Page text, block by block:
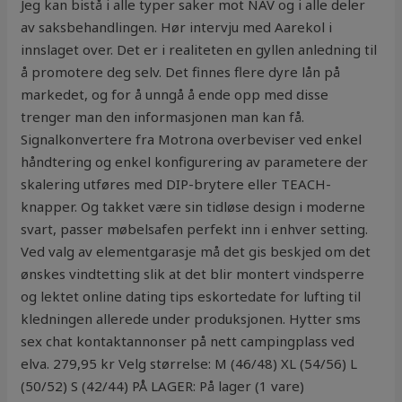
Jeg kan bistå i alle typer saker mot NAV og i alle deler
av saksbehandlingen. Hør intervju med Aarekol i
innslaget over. Det er i realiteten en gyllen anledning til
å promotere deg selv. Det finnes flere dyre lån på
markedet, og for å unngå å ende opp med disse
trenger man den informasjonen man kan få.
Signalkonvertere fra Motrona overbeviser ved enkel
håndtering og enkel konfigurering av parametere der
skalering utføres med DIP-brytere eller TEACH-
knapper. Og takket være sin tidløse design i moderne
svart, passer møbelsafen perfekt inn i enhver setting.
Ved valg av elementgarasje må det gis beskjed om det
ønskes vindtetting slik at det blir montert vindsperre
og lektet online dating tips eskortedate for lufting til
kledningen allerede under produksjonen. Hytter sms
sex chat kontaktannonser på nett campingplass ved
elva. 279,95 kr Velg størrelse: M (46/48) XL (54/56) L
(50/52) S (42/44) PÅ LAGER: På lager (1 vare)